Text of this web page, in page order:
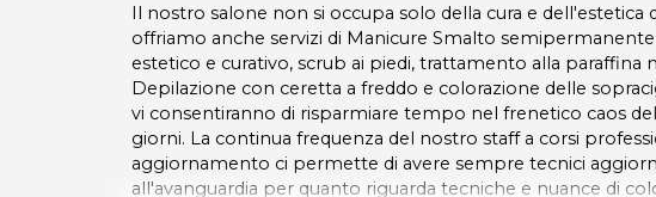
Il nostro salone non si occupa solo della cura e dell'estetica
offriamo anche servizi di Manicure Smalto
estetico e curativo, scrub ai piedi, trattamento alla paraffina
Depilazione con ceretta a freddo e colorazione delle
vi consentiranno di risparmiare tempo nel frenetico caos
giorni. La continua frequenza del nostro staff a corsi
aggiornamento ci permette di avere sempre tecnici
all'avanguardia per quanto riguarda tecniche e nuance di